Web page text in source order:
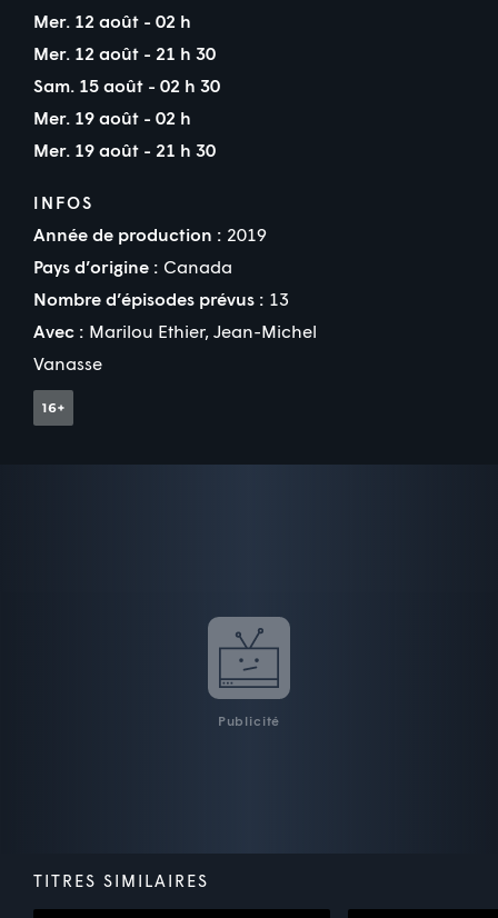
Mer. 12 août - 02 h
Mer. 12 août - 21 h 30
Sam. 15 août - 02 h 30
Mer. 19 août - 02 h
Mer. 19 août - 21 h 30
INFOS
Année de production : 2019
Pays d’origine : Canada
Nombre d’épisodes prévus : 13
Avec : Marilou Ethier, Jean-Michel
Vanasse
Publicité
TITRES SIMILAIRES